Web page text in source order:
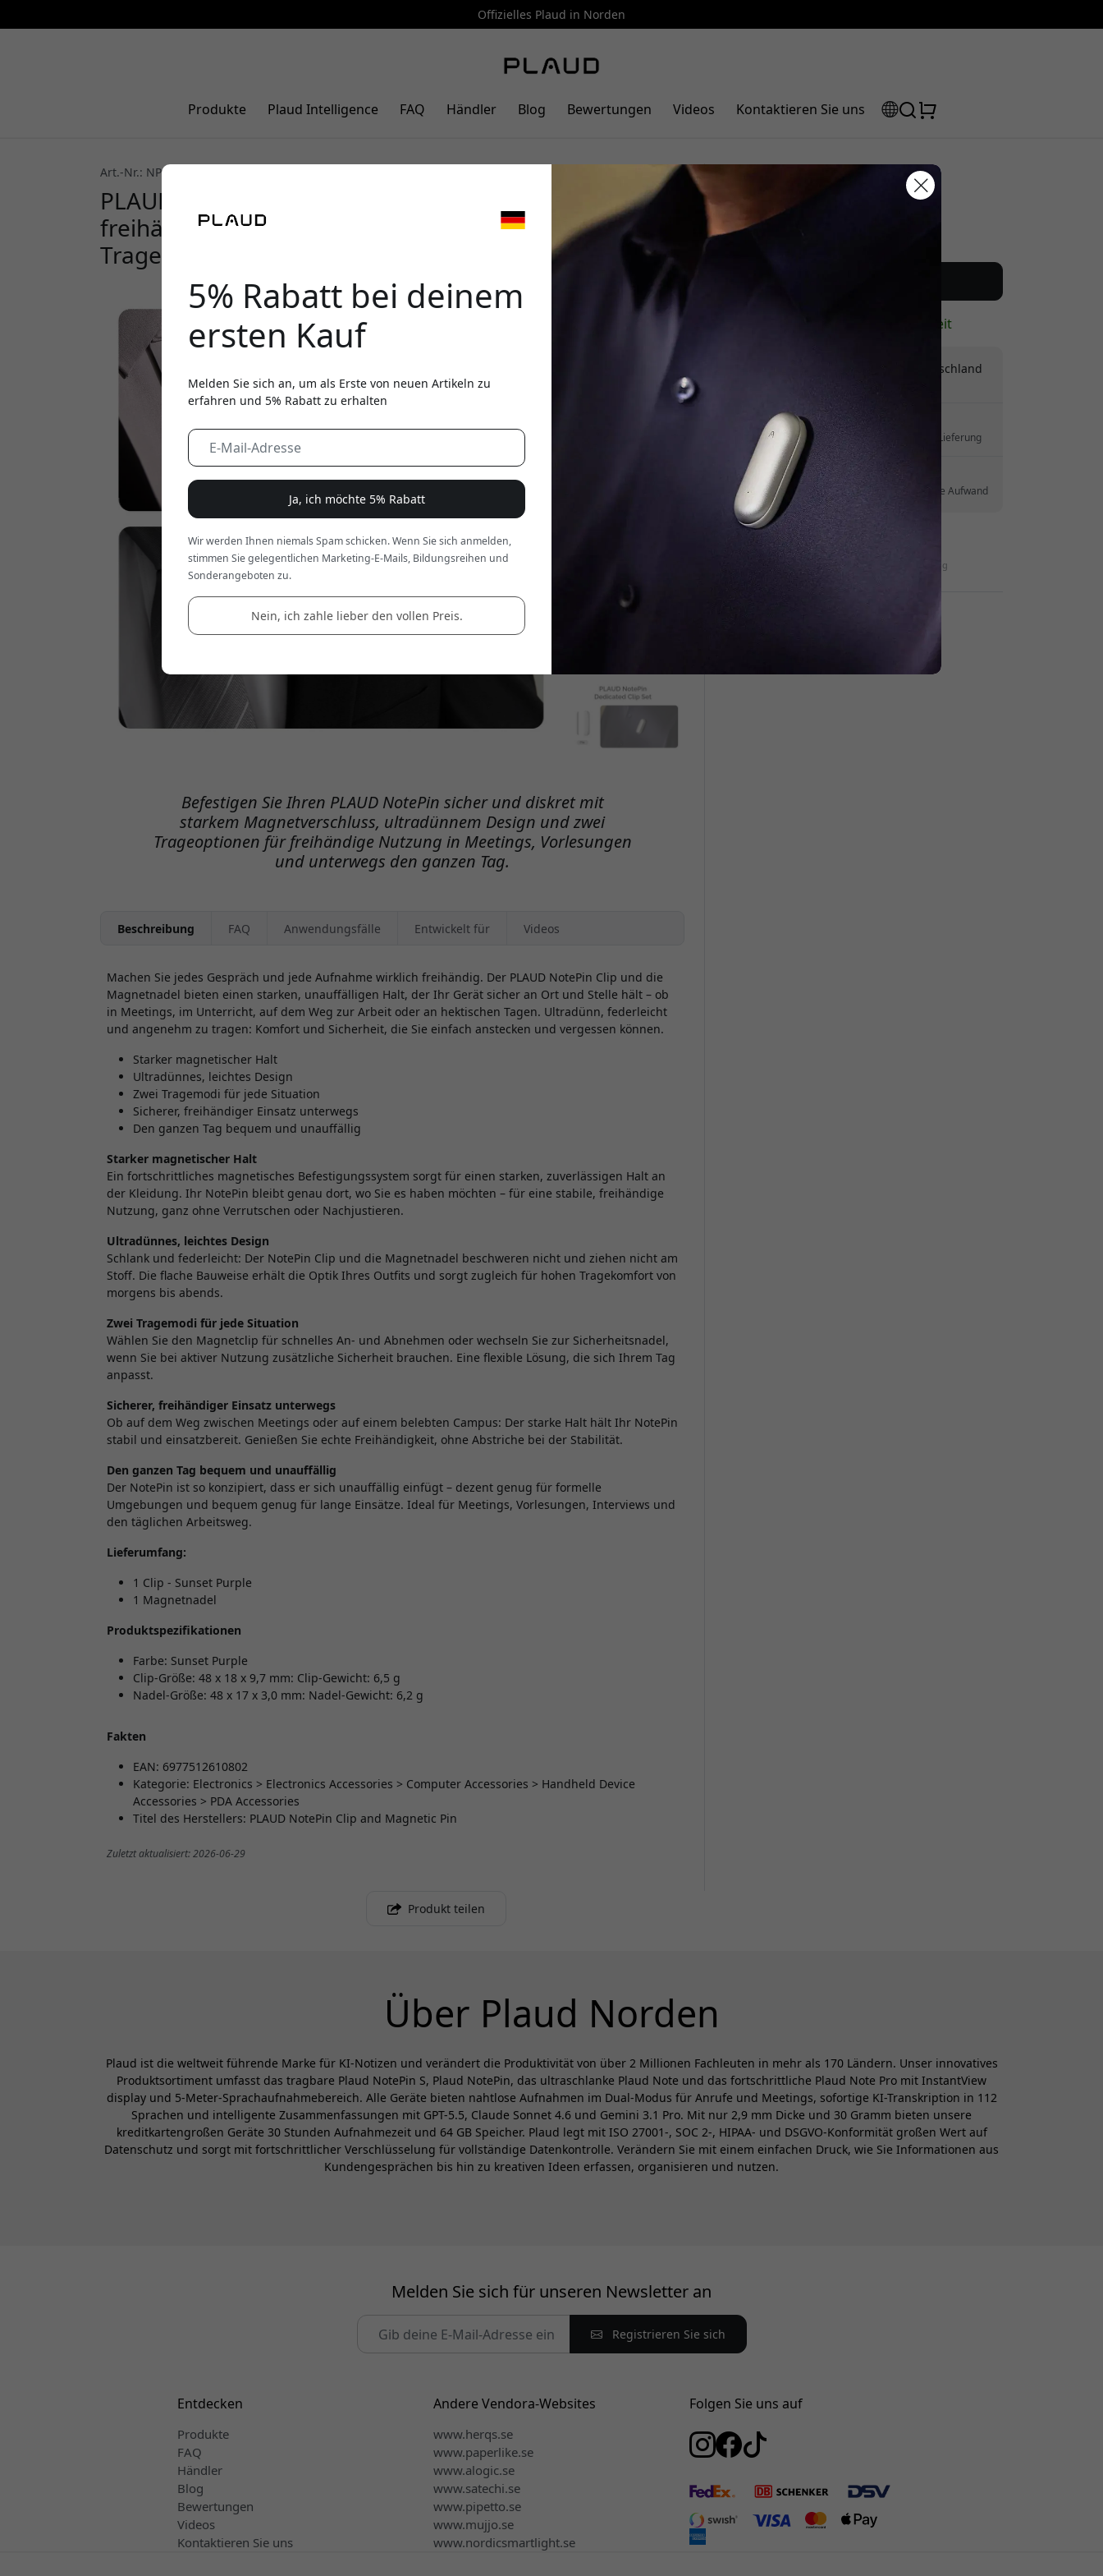
Offizielles Plaud in Norden
Produkte Plaud Intelligence FAQ Händler Blog Bewertungen Videos Kontaktieren Sie uns
Art.-Nr.: NP-AC-CP-PU
PLAUD NotePin Clip und magnetischer Pin für sichere
freihändige Befestigung an Kleidung mit zwei
Trageoptionen - Sunset Purple
Befestigen Sie Ihren PLAUD NotePin sicher und diskret mit
starkem Magnetverschluss, ultradünnem Design und zwei
Trageoptionen für freihändige Nutzung in Meetings, Vorlesungen
und unterwegs den ganzen Tag.
Beschreibung FAQ Anwendungsfälle Entwickelt für Videos
Machen Sie jedes Gespräch und jede Aufnahme wirklich freihändig. Der PLAUD NotePin Clip und die
Magnetnadel bieten einen starken, unauffälligen Halt, der Ihr Gerät sicher an Ort und Stelle hält – ob
in Meetings, im Unterricht, auf dem Weg zur Arbeit oder an hektischen Tagen. Ultradünn, federleicht
und angenehm zu tragen: Komfort und Sicherheit, die Sie einfach anstecken und vergessen können.
Starker magnetischer Halt
Ultradünnes, leichtes Design
Zwei Tragemodi für jede Situation
Sicherer, freihändiger Einsatz unterwegs
Den ganzen Tag bequem und unauffällig
Starker magnetischer Halt
Ein fortschrittliches magnetisches Befestigungssystem sorgt für einen starken, zuverlässigen Halt an
der Kleidung. Ihr NotePin bleibt genau dort, wo Sie es haben möchten – für eine stabile, freihändige
Nutzung, ganz ohne Verrutschen oder Nachjustieren.
Ultradünnes, leichtes Design
Schlank und federleicht: Der NotePin Clip und die Magnetnadel beschweren nicht und ziehen nicht am
Stoff. Die flache Bauweise erhält die Optik Ihres Outfits und sorgt zugleich für hohen Tragekomfort von
morgens bis abends.
Zwei Tragemodi für jede Situation
Wählen Sie den Magnetclip für schnelles An- und Abnehmen oder wechseln Sie zur Sicherheitsnadel,
wenn Sie bei aktiver Nutzung zusätzliche Sicherheit brauchen. Eine flexible Lösung, die sich Ihrem Tag
anpasst.
Sicherer, freihändiger Einsatz unterwegs
Ob auf dem Weg zwischen Meetings oder auf einem belebten Campus: Der starke Halt hält Ihr NotePin
stabil und einsatzbereit. Genießen Sie echte Freihändigkeit, ohne Abstriche bei der Stabilität.
Den ganzen Tag bequem und unauffällig
Der NotePin ist so konzipiert, dass er sich unauffällig einfügt – dezent genug für formelle
Umgebungen und bequem genug für lange Einsätze. Ideal für Meetings, Vorlesungen, Interviews und
den täglichen Arbeitsweg.
Lieferumfang:
1 Clip - Sunset Purple
1 Magnetnadel
Produktspezifikationen
Farbe: Sunset Purple
Clip-Größe: 48 x 18 x 9,7 mm: Clip-Gewicht: 6,5 g
Nadel-Größe: 48 x 17 x 3,0 mm: Nadel-Gewicht: 6,2 g
Fakten
EAN: 6977512610802
Kategorie: Electronics > Electronics Accessories > Computer Accessories > Handheld Device
Accessories > PDA Accessories
Titel des Herstellers: PLAUD NotePin Clip and Magnetic Pin
Zuletzt aktualisiert: 2026-06-29
Empfohlener Preis
Auf Lager - versandbereit
Versand 9.99 EUR in Deutschland
Lieferung 10-12 August
Schnelle und nachverfolgbare Lieferung
30-tägiges Rückgaberecht
Einfache Rücksendung - ganz ohne Aufwand
Sichere Zahlungen mit Verschlüsselung
Produkt teilen
Über Plaud Norden
Plaud ist die weltweit führende Marke für KI-Notizen und verändert die Produktivität von über 2 Millionen Fachleuten in mehr als 170 Ländern. Unser innovatives
Produktsortiment umfasst das tragbare Plaud NotePin S, Plaud NotePin, das ultraschlanke Plaud Note und das fortschrittliche Plaud Note Pro mit InstantView
display und 5-Meter-Sprachaufnahmebereich. Alle Geräte bieten nahtlose Aufnahmen im Dual-Modus für Anrufe und Meetings, sofortige KI-Transkription in 112
Sprachen und intelligente Zusammenfassungen mit GPT-5.5, Claude Sonnet 4.6 und Gemini 3.1 Pro. Mit nur 2,9 mm Dicke und 30 Gramm bieten unsere
kreditkartengroßen Geräte 30 Stunden Aufnahmezeit und 64 GB Speicher. Plaud legt mit ISO 27001-, SOC 2-, HIPAA- und DSGVO-Konformität großen Wert auf
Datenschutz und sorgt mit fortschrittlicher Verschlüsselung für vollständige Datenkontrolle. Verändern Sie mit einem einfachen Druck, wie Sie Informationen aus
Kundengesprächen bis hin zu kreativen Ideen erfassen, organisieren und nutzen.
Melden Sie sich für unseren Newsletter an
Registrieren Sie sich
Entdecken
Produkte
FAQ
Händler
Blog
Bewertungen
Videos
Kontaktieren Sie uns
Andere Vendora-Websites
www.herqs.se
www.paperlike.se
www.alogic.se
www.satechi.se
www.pipetto.se
www.mujjo.se
www.nordicsmartlight.se
Folgen Sie uns auf
5% Rabatt bei deinem
ersten Kauf
Melden Sie sich an, um als Erste von neuen Artikeln zu
erfahren und 5% Rabatt zu erhalten
Ja, ich möchte 5% Rabatt
Wir werden Ihnen niemals Spam schicken. Wenn Sie sich anmelden,
stimmen Sie gelegentlichen Marketing-E-Mails, Bildungsreihen und
Sonderangeboten zu.
Nein, ich zahle lieber den vollen Preis.
🎉 Dein Rabattcode:
Verwende diesen Code an der Kasse, um 5% Rabatt zu